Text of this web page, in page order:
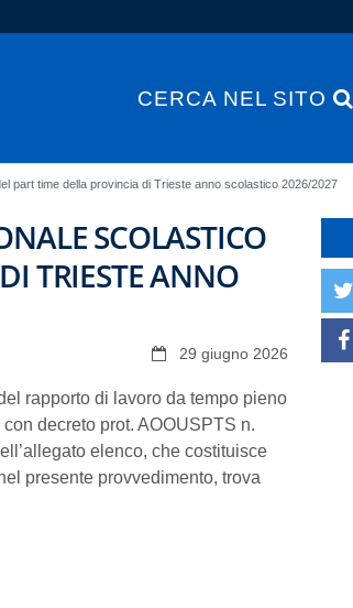
CERCA NEL SITO
part time della provincia di Trieste anno scolastico 2026/2027
SCOLASTICO
TRIESTE ANNO
29 giugno 2026
rapporto di lavoro da tempo pieno
decreto prot. AOOUSPTS n.
elenco, che costituisce
presente provvedimento, trova